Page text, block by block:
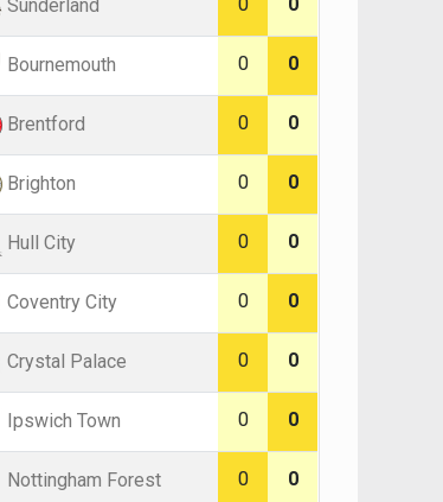
Sunderland
Bournemouth 0 0
Brentford 0 0
Brighton 0 0
Hull City 0 0
Coventry City 0 0
Crystal Palace 0 0
Ipswich Town 0 0
Nottingham Forest 0 0